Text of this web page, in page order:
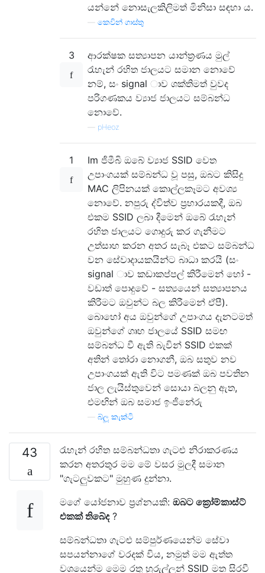
යන්නේ නොසැලකිලිමත් මිනිසා සඳහා ය.
කෙවින් ගාස්තු
3
ආරක්ෂක සත්‍යාපන යාන්ත්‍රණය මුල්
රැහැන් රහිත ජාලයට සමාන නොවේ
නම්, සං signal ාව ශක්තිමත් වුවද
පරිගණකය ව්‍යාජ ජාලයට සම්බන්ධ
නොවේ.
pHeoz
1
Im ජිමීබි ඔබේ ව්‍යාජ SSID වෙත
උපාංගයක් සම්බන්ධ වූ පසු, ඔබට කිසිදු
MAC ලිපිනයක් කොල්ලකෑමට අවශ්‍ය
නොවේ. නපුරු ද්විත්ව ප්‍රහාරයකදී, ඔබ
එකම SSID ලබා දීමෙන් ඔබේ රැහැන්
රහිත ජාලයට ගොදුරු කර ගැනීමට
උත්සාහ කරන අතර සැබෑ එකට සම්බන්ධ
වන සේවාදායකයින්ට බාධා කරයි (සං
signal ාව කඩාකප්පල් කිරීමෙන් හෝ -
වඩාත් පොදුවේ - සත්‍යයෙන් සත්‍යාපනය
කිරීමට ඔවුන්ට බල කිරීමෙන් ඒපී).
බොහෝ අය ඔවුන්ගේ උපාංගය දැනටමත්
ඔවුන්ගේ ගෘහ ජාලයේ SSID සමඟ
සම්බන්ධ වී ඇති බැවින් SSID එකක්
අතින් තෝරා නොගනී, ඔබ සතුව නව
උපාංගයක් ඇති විට පමණක් ඔබ පවතින
ජාල ලැයිස්තුවෙන් සොයා බලනු ඇත,
එමඟින් ඔබ සමාජ ඉංජිනේරු
බ්ලූ කැක්ටි
43
රැහැන් රහිත සම්බන්ධතා ගැටළු නිරාකරණය
කරන අතරතුර මම මේ වසර මුලදී සමාන
"ගැටලුවකට" මුහුණ දුන්නා.
මගේ යෝජනාව ප්‍රශ්නයකි: ඔබට ක්‍රෝම්කාස්ට්
එකක් තිබේද?
සම්බන්ධතා ගැටළු සම්පුර්ණයෙන්ම සේවා
සපයන්නාගේ වරදක් විය, නමුත් මම ඇත්ත
වශයෙන්ම මෙම රතු හුරුල්ලන් SSID මත සිරවී